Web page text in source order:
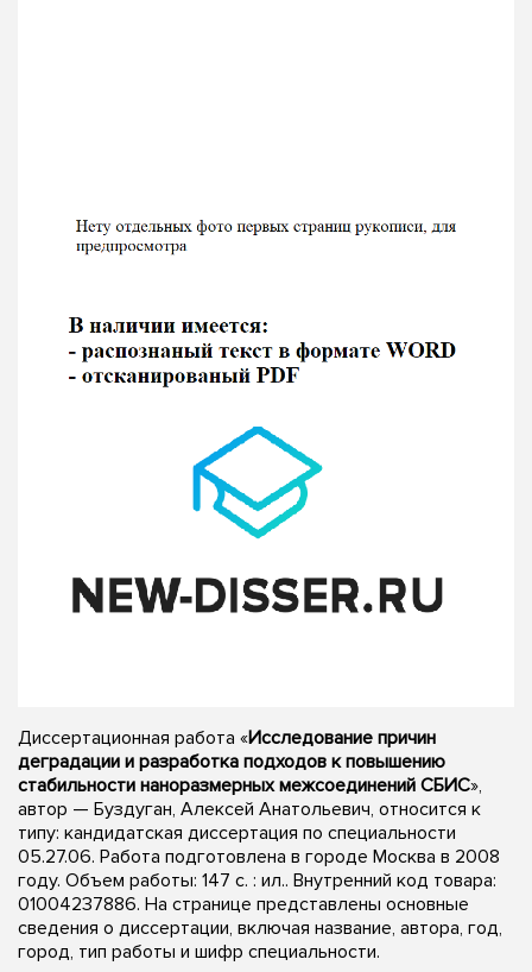
Диссертационная работа «Исследование причин
деградации и разработка подходов к повышению
стабильности наноразмерных межсоединений СБИС»,
автор — Буздуган, Алексей Анатольевич, относится к
типу: кандидатская диссертация по специальности
05.27.06. Работа подготовлена в городе Москва в 2008
году. Объем работы: 147 с. : ил.. Внутренний код товара:
01004237886. На странице представлены основные
сведения о диссертации, включая название, автора, год,
город, тип работы и шифр специальности.